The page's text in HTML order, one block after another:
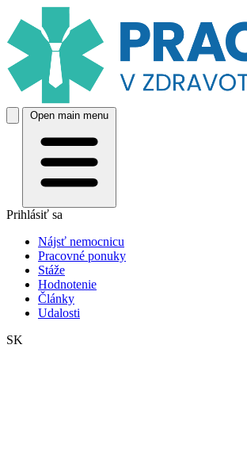
Open main menu
Prihlásiť sa
Nájsť nemocnicu
Pracovné ponuky
Stáže
Hodnotenie
Články
Udalosti
SK